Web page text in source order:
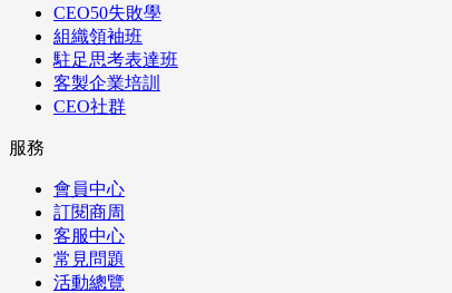
CEO50失敗學
組織領袖班
駐足思考表達班
客製企業培訓
CEO社群
服務
會員中心
訂閱商周
客服中心
常見問題
活動總覽